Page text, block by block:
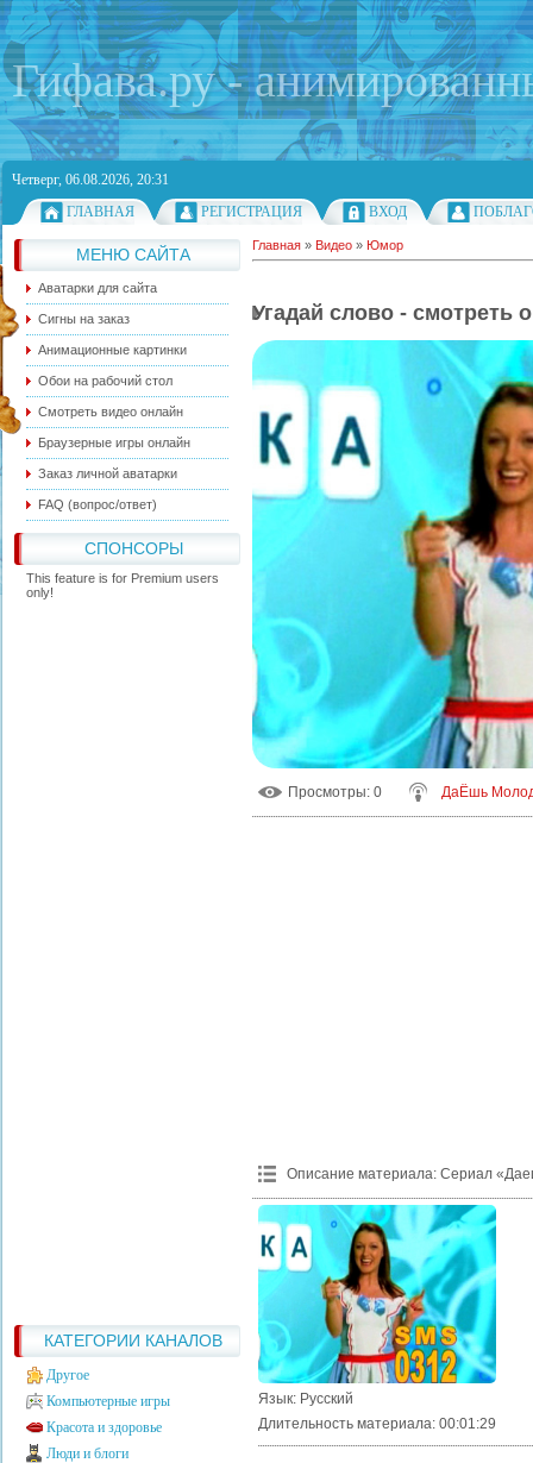
Гифава.ру -
Четверг, 06.08.2026, 20:31
ГЛАВНАЯ
РЕГИСТРАЦИЯ ВХОД
МЕНЮ САЙТА
Аватарки для сайта
Сигны на заказ
Анимационные картинки
Обои на рабочий стол
Смотреть видео онлайн
Браузерные игры онлайн
Заказ личной аватарки
FAQ (вопрос/ответ)
СПОНСОРЫ
This feature is for Premium users
only!
КАТЕГОРИИ КАНАЛОВ
Другое
Компьютерные игры
Красота и здоровье
Люди и блоги
Главная » Видео » Юмор
Угадай слово - смотреть
Просмотры: 0 ДаЁшь
Описание материала: Сериал
Язык: Русский
Длительность материала: 00:01:29